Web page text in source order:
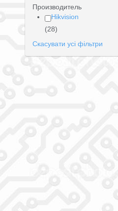
Производитель
Hikvision
(28)
Скасувати усі фільтри